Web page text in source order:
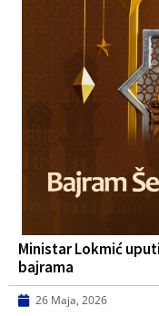
Ministar Lokmić
bajrama
26 Maja, 2026